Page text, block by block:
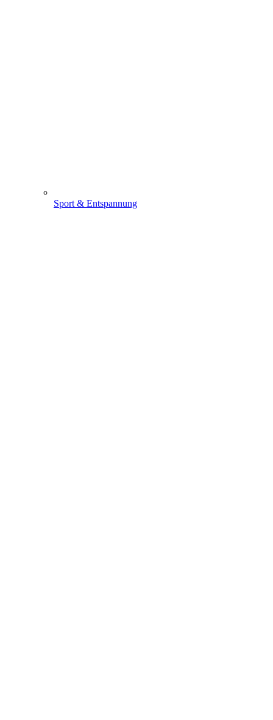
Sport & Entspannung